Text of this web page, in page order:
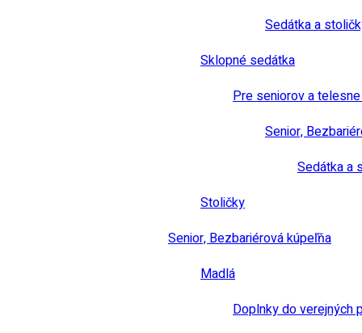
Sedátka a
Sklopné sedátka
Pre seniorov a
Senior,
Sedátka a
Stoličky
Senior, Bezbariérová kúpeľňa
Madlá
Doplnky do verejných